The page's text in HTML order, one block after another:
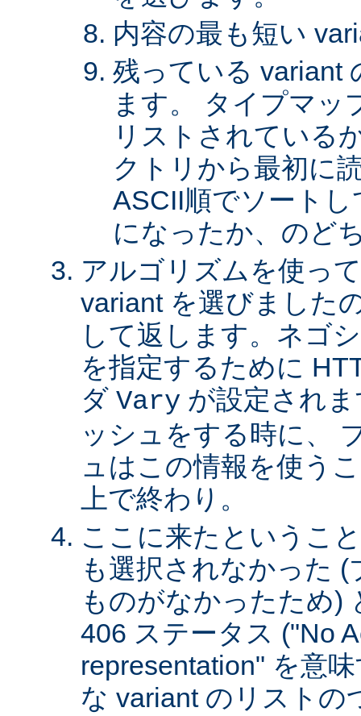
内容の最も短い
残っている variant
ます。 タイプマッ
リストされている
クトリから最初に
ASCII順でソート
になったか、のど
アルゴリズムを使っ
variant を選びました
して返します。ネゴ
を指定するために
ダ Vary が設定され
ッシュをする時に、
ュはこの情報を使う
上で終わり。
ここに来たというこ
も選択されなかった
ものがなかったため)
406 ステータス ("No
representation" を意
な variant のリストの